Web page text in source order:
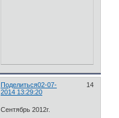
Поделиться 14
02-07-
2014 13:29:20
Сентябрь 2012г.